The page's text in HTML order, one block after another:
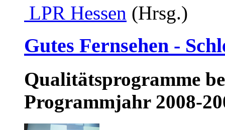
LPR Hessen (Hrsg.)
Gutes Fernsehen -
Qualitätsprogramme
Programmjahr 2008-